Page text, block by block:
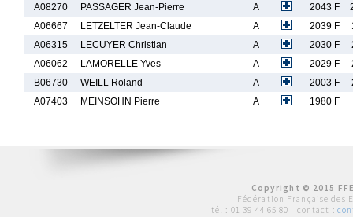
A08270
PASSAGER Jean-Pierre A 2043 F
A06667
LETZELTER Jean-Claude A 2039 F
A06315
LECUYER Christian A 2030 F
A06062
LAMORELLE Yves A 2029 F
B06730
WEILL Roland A 2003 F
A07403
MEINSOHN Pierre A 1980 F
Copyright © 2015
Fédération Française des
tél : 01 39 44 65 80 | contact :